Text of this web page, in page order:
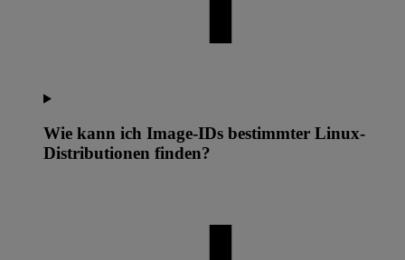
Wie kann ich Image-IDs bestimmter Linux-
Distributionen finden?